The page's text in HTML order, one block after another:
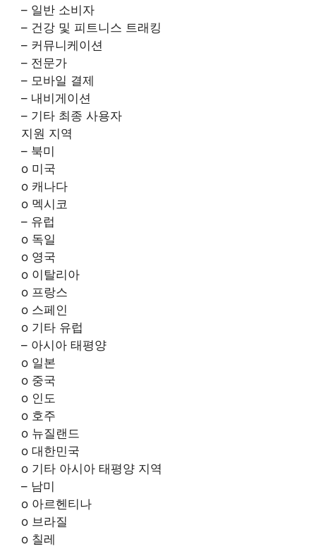
– 일반 소비자
– 건강 및 피트니스 트래킹
– 커뮤니케이션
– 전문가
– 모바일 결제
– 내비게이션
– 기타 최종 사용자
지원 지역
– 북미
o 미국
o 캐나다
o 멕시코
– 유럽
o 독일
o 영국
o 이탈리아
o 프랑스
o 스페인
o 기타 유럽
– 아시아 태평양
o 일본
o 중국
o 인도
o 호주
o 뉴질랜드
o 대한민국
o 기타 아시아 태평양 지역
– 남미
o 아르헨티나
o 브라질
o 칠레